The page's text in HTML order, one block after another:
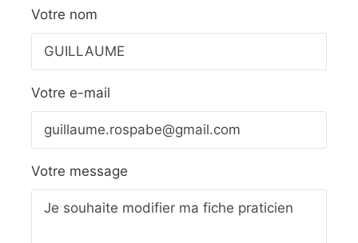
Votre nom
Votre e-mail
Votre message